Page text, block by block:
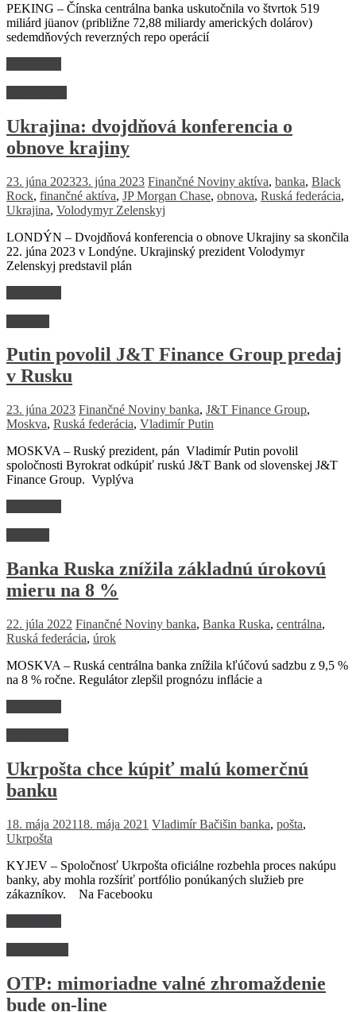
PEKING – Čínska centrálna banka uskutočnila vo štvrtok 519
miliárd jüanov (približne 72,88 miliardy amerických dolárov)
sedemdňových reverzných repo operácií
Ukrajina: dvojdňová konferencia o
obnove krajiny
23. júna 202323. júna 2023 Finančné Noviny aktíva, banka, Black
Rock, finančné aktíva, JP Morgan Chase, obnova, Ruská federácia,
Ukrajina, Volodymyr Zelenskyj
LONDÝN – Dvojdňová konferencia o obnove Ukrajiny sa skončila
22. júna 2023 v Londýne. Ukrajinský prezident Volodymyr
Zelenskyj predstavil plán
Putin povolil J&T Finance Group predaj
v Rusku
23. júna 2023 Finančné Noviny banka, J&T Finance Group,
Moskva, Ruská federácia, Vladimír Putin
MOSKVA – Ruský prezident, pán Vladimír Putin povolil
spoločnosti Byrokrat odkúpiť ruskú J&T Bank od slovenskej J&T
Finance Group. Vyplýva
Banka Ruska znížila základnú úrokovú
mieru na 8 %
22. júla 2022 Finančné Noviny banka, Banka Ruska, centrálna,
Ruská federácia, úrok
MOSKVA – Ruská centrálna banka znížila kľúčovú sadzbu z 9,5 %
na 8 % ročne. Regulátor zlepšil prognózu inflácie a
Ukrpošta chce kúpiť malú komerčnú
banku
18. mája 202118. mája 2021 Vladimír Bačišin banka, pošta,
Ukrpošta
KYJEV – Spoločnosť Ukrpošta oficiálne rozbehla proces nakúpu
banky, aby mohla rozšíriť portfólio ponúkaných služieb pre
zákazníkov. Na Facebooku
OTP: mimoriadne valné zhromaždenie
bude on-line